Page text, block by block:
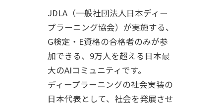
JDLA（一般社団法人日本ディー
プラーニング協会）が実施する、
G検定・E資格の合格者のみが参
加できる、9万人を超える日本最
大のAIコミュニティです。
ディープラーニングの社会実装の
日本代表として、社会を発展させ